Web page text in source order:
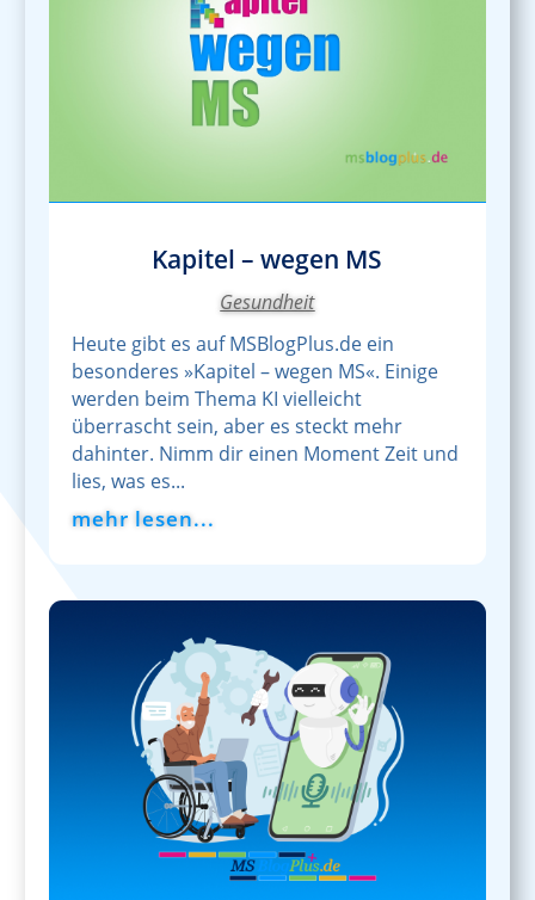
Kapitel – wegen MS
Gesundheit
Heute gibt es auf MSBlogPlus.de ein
besonderes »Kapitel – wegen MS«. Einige
werden beim Thema KI vielleicht
überrascht sein, aber es steckt mehr
dahinter. Nimm dir einen Moment Zeit und
lies, was es...
mehr lesen...